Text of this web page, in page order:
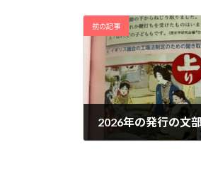
前の記事